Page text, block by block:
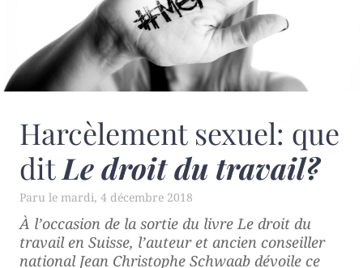
Harcèlement sexuel: que
ditLe droit du travail?
mardi, 4 décembre 2018
À l’occasion de la sortie du livreLe droit du
travail en Suisse, l’auteur et ancien conseiller
national Jean Christophe Schwaab dévoile ce